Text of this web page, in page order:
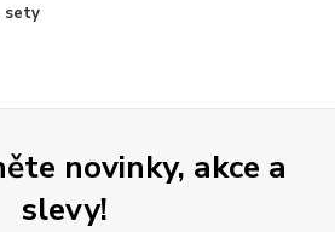
sety
novinky, akce a
slevy!